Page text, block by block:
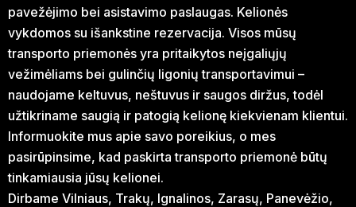
pavežėjimo bei asistavimo paslaugas. Kelionės
vykdomos su išankstine rezervacija. Visos mūsų
transporto priemonės yra pritaikytos neįgaliųjų
vežimėliams bei gulinčių ligonių transportavimui –
naudojame keltuvus, neštuvus ir saugos diržus, todėl
užtikriname saugią ir patogią kelionę kiekvienam klientui.
Informuokite mus apie savo poreikius, o mes
pasirūpinsime, kad paskirta transporto priemonė būtų
tinkamiausia jūsų kelionei.
Dirbame Vilniaus, Trakų, Ignalinos, Zarasų, Panevėžio,